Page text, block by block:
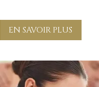
EN SAVOIR PLUS